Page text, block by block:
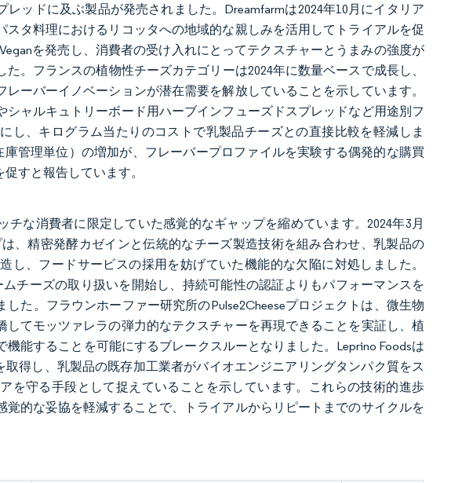
ッドに及ぶ製品が発売されました。Dreamfarmは2024年10月にイタリア
タ料理におけるリコッタへの地域的な親しみを活用してトライアルを促
を発売し、消費者の受け入れにとってテクスチャーとうまみの強度が
。フランスの植物性チーズカテゴリーは2024年に数量ベースで成長し、
ーバーイノベーションが潜在需要を解放していることを示しています。
ャルキュトリーボード用ハーブインフューズドスプレッドなど用途別フ
し、キログラム当たりのコストで乳製品チーズとの直接比較を軽減しま
管理単位）の増加が、フレーバープロファイルを実験する偶発的な購買
すと報告しています。
な消費者に限定していた感覚的なギャップを縮めています。2024年3月
、精密発酵カゼインと伝統的なチーズ製造技術を組み合わせ、乳製品の
し、フードサービスの採用を妨げていた機能的な欠陥に対処しました。
ムチーズの取り扱いを開始し、持続可能性の認証よりもパフォーマンスを
た。フラウンホーファー研究所のPulse2Cheeseプロジェクトは、微生物
してモッツァレラの弾力的なテクスチャーを再現できることを実証し、植
能することを可能にするブレークスルーとなりました。Leprino Foodsは
得し、乳製品の既存加工業者がバイオエンジニアリングタンパク質をス
を守る手段として捉えていることを示しています。これらの技術的進歩
的な妥協を軽減することで、トライアルからリピートまでのサイクルを